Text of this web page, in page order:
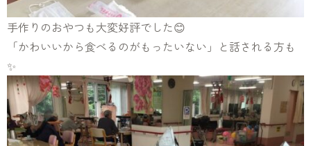
手作りのおやつも大変好評でした😊
「かわいいから食べるのがもったいない」と話される方も
✨